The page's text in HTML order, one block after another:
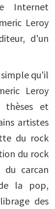
Internet
Leroy
d'un
qu'il
Leroy
thèses et
artistes
du rock
du rock
carcan
la pop,
des